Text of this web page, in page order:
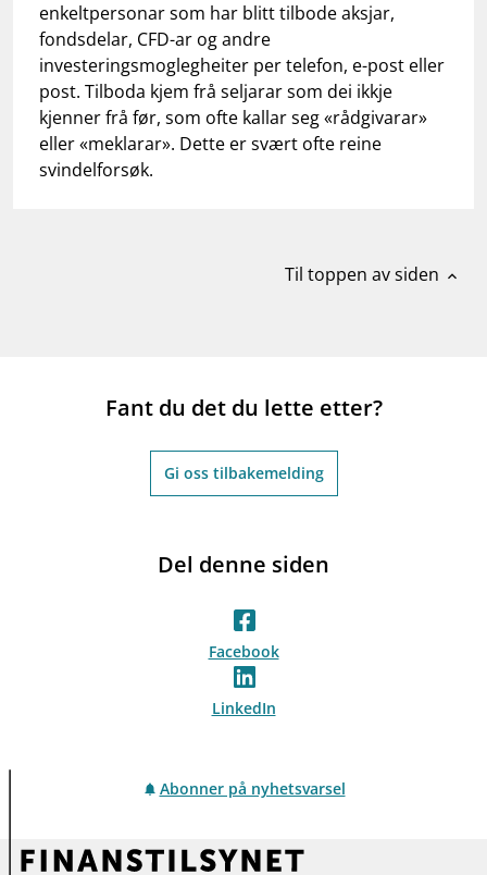
enkeltpersonar som har blitt tilbode aksjar,
fondsdelar, CFD-ar og andre
investeringsmoglegheiter per telefon, e-post eller
post. Tilboda kjem frå seljarar som dei ikkje
kjenner frå før, som ofte kallar seg «rådgivarar»
eller «meklarar». Dette er svært ofte reine
svindelforsøk.
Til toppen av siden expand_less
Fant du det du lette etter?
Gi oss tilbakemelding
Del denne siden
Facebook
LinkedIn
Abonner på nyhetsvarsel